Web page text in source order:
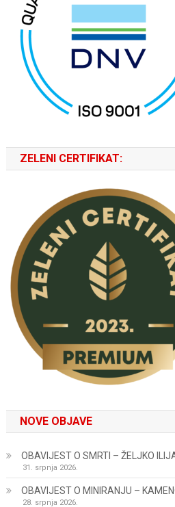
ZELENI CERTIFIKAT:
NOVE OBJAVE
OBAVIJEST O SMRTI – ŽELJKO
31. srpnja 2026.
OBAVIJEST O MINIRANJU –
28. srpnja 2026.